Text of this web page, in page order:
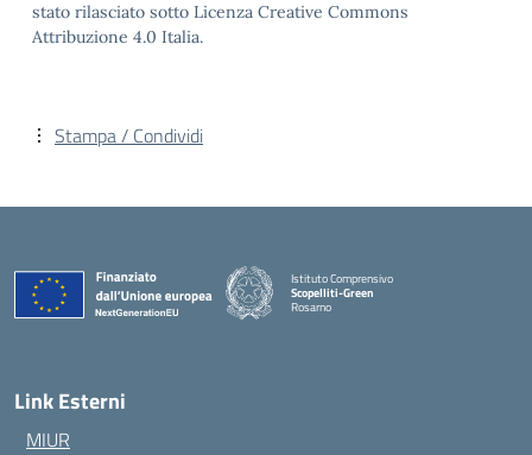
stato rilasciato sotto Licenza Creative Commons
Attribuzione 4.0 Italia.
Stampa / Condividi
Istituto Comprensivo
Scopelliti-Green
Rosarno
Link Esterni
MIUR